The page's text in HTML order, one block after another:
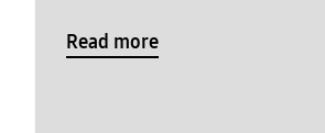
Read more